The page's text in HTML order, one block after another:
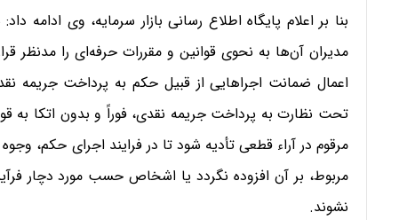
بنا بر اعلام پایگاه اطلاع رسانی بازار سرمایه، وی
مدیران آن‌ها به نحوی قوانین و مقررات حرفه‌ای را مدنظر
اعمال ضمانت اجراهایی از قبیل حکم به پرداخت
تحت نظارت به پرداخت جریمه نقدی، فوراً و بدون اتکا به
مرقوم در آراء قطعی تأدیه شود تا در فرایند اجرای حکم،
مربوط، بر آن افزوده نگردد یا اشخاص حسب مورد دچار
نشوند.